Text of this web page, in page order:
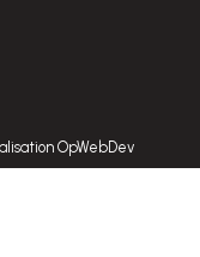
OpWebDev